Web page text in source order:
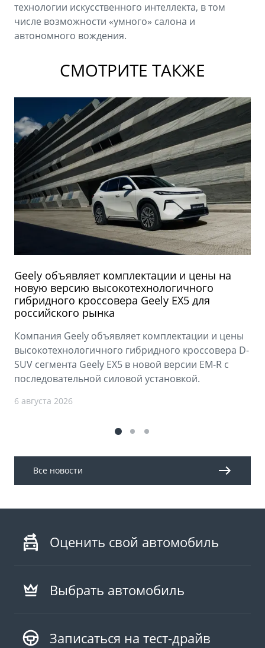
технологии искусственного интеллекта, в том
числе возможности «умного» салона и
автономного вождения.
СМОТРИТЕ ТАКЖЕ
Geely объявляет комплектации и цены на
новую версию высокотехнологичного
гибридного кроссовера Geely EX5 для
российского рынка
Компания Geely объявляет комплектации и цены
высокотехнологичного гибридного кроссовера D-
SUV сегмента Geely EX5 в новой версии EM-R с
последовательной силовой установкой.
6 августа 2026
Все новости
Оценить свой автомобиль
Выбрать автомобиль
Записаться на тест-драйв